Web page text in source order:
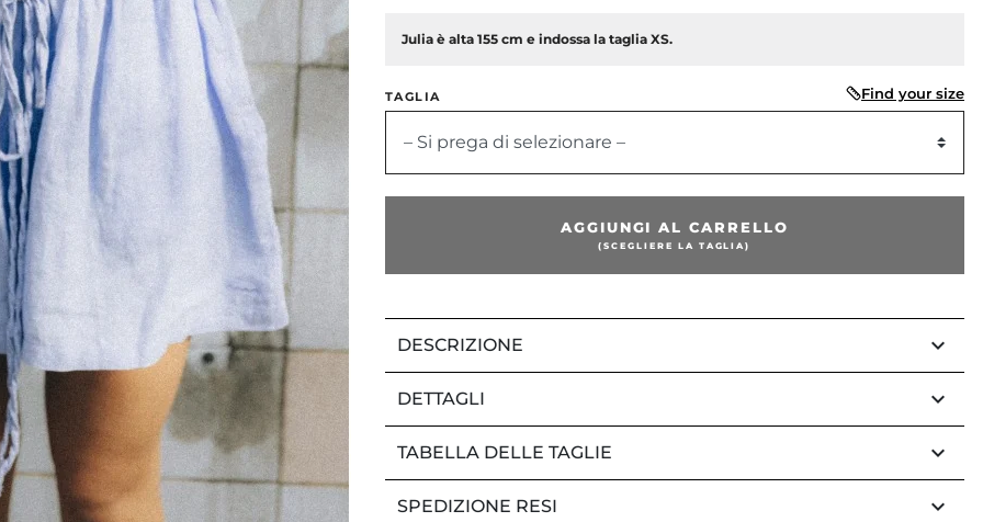
Julia è alta 155 cm e indossa la taglia XS.
TAGLIA Find your size
– Si prega di selezionare –
AGGIUNGI AL CARRELLO
(SCEGLIERE LA TAGLIA)
DESCRIZIONE keyboard_arrow_down
DETTAGLI keyboard_arrow_down
TABELLA DELLE TAGLIE keyboard_arrow_down
SPEDIZIONE RESI keyboard_arrow_down